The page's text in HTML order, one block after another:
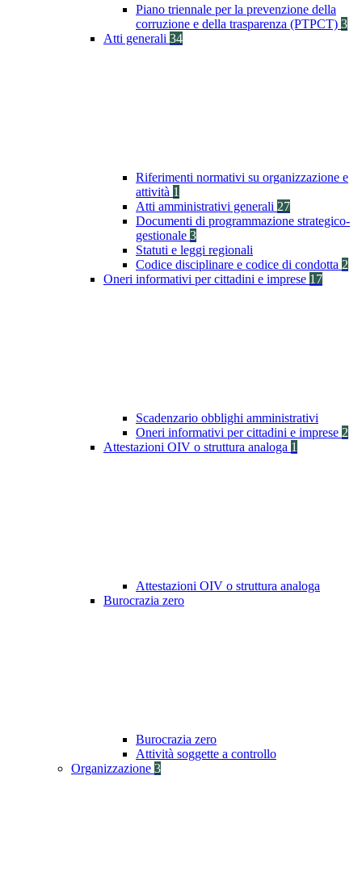
Piano triennale per la prevenzione della
corruzione e della trasparenza (PTPCT) 3
Atti generali 34
Riferimenti normativi su organizzazione e
attività 1
Atti amministrativi generali 27
Documenti di programmazione strategico-
gestionale 3
Statuti e leggi regionali
Codice disciplinare e codice di condotta 2
Oneri informativi per cittadini e imprese 17
Scadenzario obblighi amministrativi
Oneri informativi per cittadini e imprese 2
Attestazioni OIV o struttura analoga 1
Attestazioni OIV o struttura analoga
Burocrazia zero
Burocrazia zero
Attività soggette a controllo
Organizzazione 3